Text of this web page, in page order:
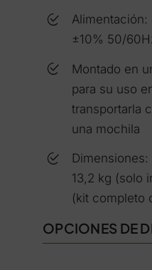
Alimentación:
±10% 50/
Montado en
para su uso
transportarla
una mochila
13,2 kg (solo
(kit completo
OPCIONES DE